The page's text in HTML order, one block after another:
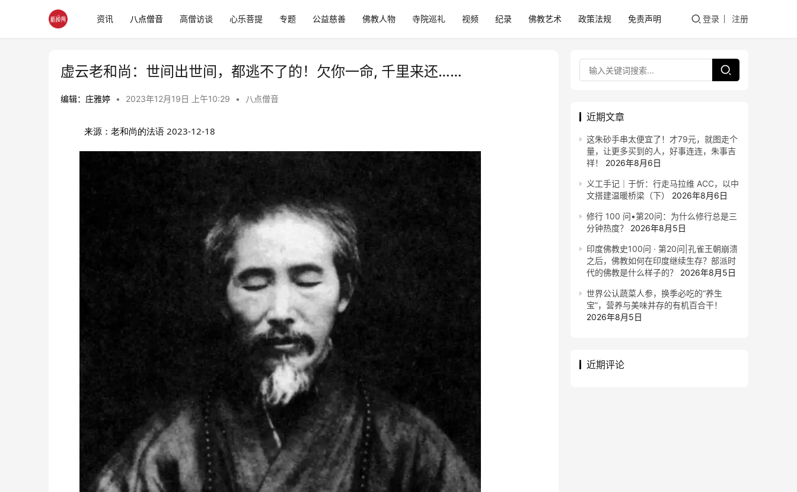
资讯 八点僧音 高僧访谈 心乐菩提 专题 公益慈善 佛教人物 寺院巡礼 视频 纪录 佛教艺术 政策法规 免责声明 登录 注册
虚云老和尚：世间出世间，都逃不了的！欠你一命, 千里来还……
编辑：庄雅婷 • 2023年12月19日 上午10:29 • 八点僧音
来源：老和尚的法语 2023-12-18
近期文章
这朱砂手串太便宜了！才79元，就图走个
量，让更多买到的人，好事连连，朱事吉
祥！
2026年8月6日
义工手记｜于忻：行走马拉维 ACC，以中
文搭建温暖桥梁（下）
2026年8月6日
修行 100 问•第20问：为什么修行总是三
分钟热度？
2026年8月5日
印度佛教史100问 · 第20问|孔雀王朝崩溃
之后，佛教如何在印度继续生存？部派时
代的佛教是什么样子的？
2026年8月5日
世界公认蔬菜人参，换季必吃的“养生
宝”，营养与美味并存的有机百合干！
2026年8月5日
近期评论